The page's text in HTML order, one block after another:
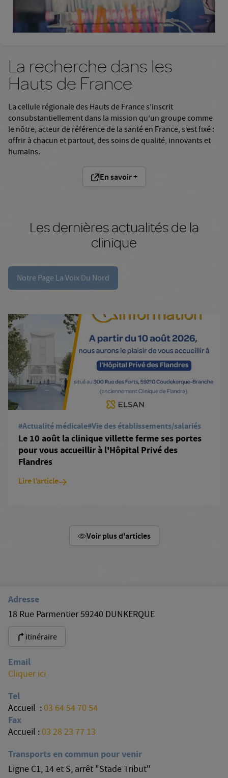
La recherche dans les
Hauts de France
La cellule régionale des Hauts de France s’inscrit
consubstantiellement dans la mission qu’un groupe comme
le nôtre, acteur de référence de la santé en France, s’est fixé :
offrir à chacun et partout, des soins de qualité, innovants et
humains.
En savoir +
Les dernières actualités de la
clinique
Notre Page La Voix Du Nord
#Actualité médicale#Vie des établissements/salariés
Le 10 août la clinique villette ferme ses portes
pour vous accueillir à l'Hôpital Privé des
Flandres
Lire l’article
Voir plus d'articles
Adresse
18 Rue Parmentier 59240 DUNKERQUE
itinéraire
Email
Cliquer ici
Tel
Accueil :03 64 54 70 54
Fax
Accueil :03 28 23 77 13
Transports en commun pour venir
Ligne C1, 14 et S, arrêt "Stade Tribut"